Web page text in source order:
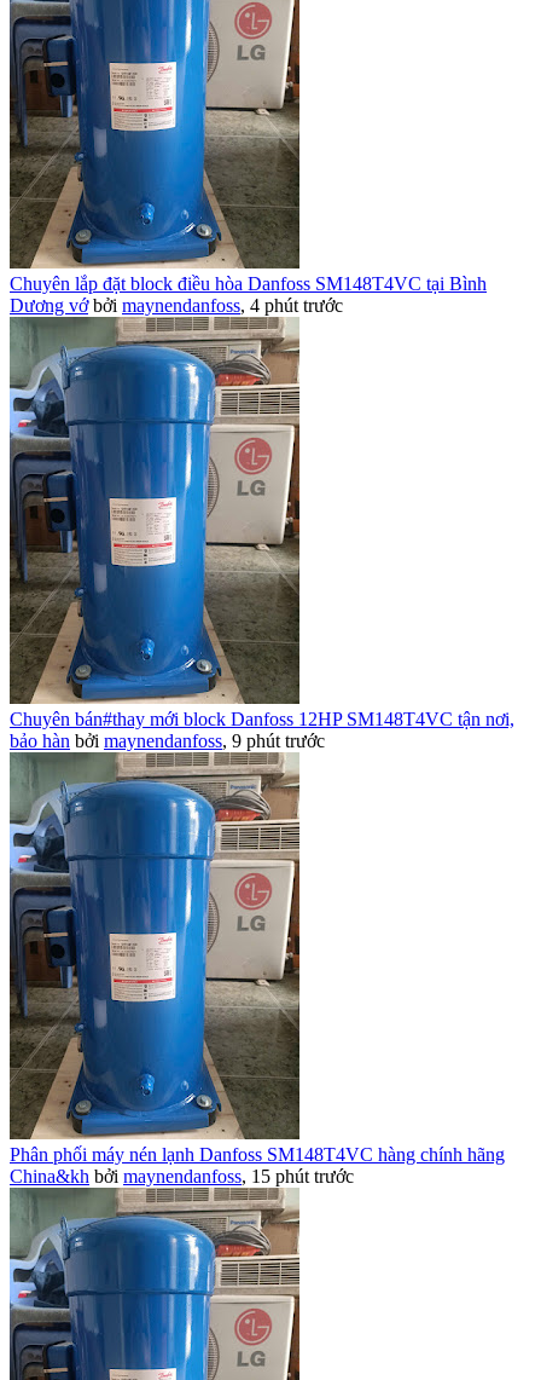
Chuyên lắp đặt block điều hòa Danfoss SM148T4VC tại Bình
Dương vớ bởi maynendanfoss, 4 phút trước
Chuyên bán#thay mới block Danfoss 12HP SM148T4VC tận nơi,
bảo hàn bởi maynendanfoss, 9 phút trước
Phân phối máy nén lạnh Danfoss SM148T4VC hàng chính hãng
China&kh bởi maynendanfoss, 15 phút trước